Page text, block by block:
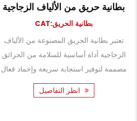
غطاء أمان الأراميد ذو طبقتين
CAT:قناع مكافحة الحرائق
تم تصميم غطاء الأمان الأراميد المكون من
طبقتين لحماية المهنيين العاملين في البيئات
ذات درجات الحرارة العالية واللهب والخطرة.
تم تصميم غطاء الأما...